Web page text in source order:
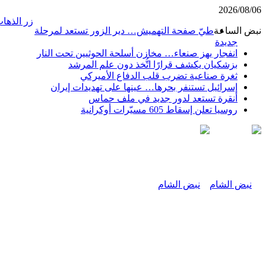
2026/08/06
نبض الساعةطيّ صفحة التهميش… دير الزور تستعد لمرحلة
جديدة
انفجار يهز صنعاء… مخازن أسلحة الحوثيين تحت النار
بزشكيان يكشف قرارًا اتُّخذ دون علم المرشد
ثغرة صناعية تضرب قلب الدفاع الأميركي
إسرائيل تستنفر بحرها… عينها على تهديدات إيران
أنقرة تستعد لدور جديد في ملف حماس
روسيا تعلن إسقاط 605 مسيّرات أوكرانية
زر